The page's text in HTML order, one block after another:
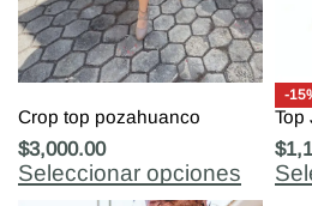
Crop top pozahuanco
$3,000.00
Seleccionar opciones
-
Top
$